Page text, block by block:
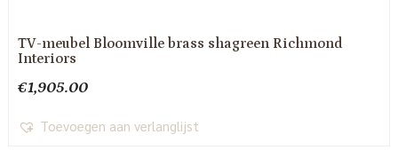
TV-meubel Bloomville brass shagreen Richmond
Interiors
€1,905.00
Toevoegen aan verlanglijst